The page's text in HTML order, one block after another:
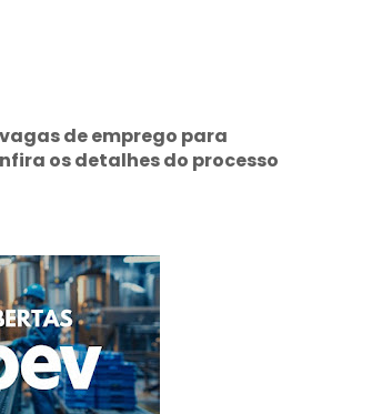
de emprego para
os detalhes do processo